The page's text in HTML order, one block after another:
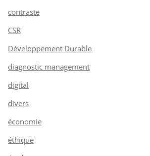
contraste
CSR
Développement Durable
diagnostic management
digital
divers
économie
éthique